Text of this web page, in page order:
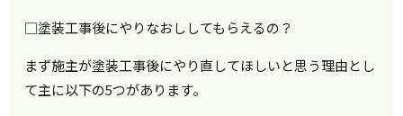
□塗装工事後にやりなおししてもらえるの？
まず施主が塗装工事後にやり直してほしいと思う理由とし
て主に以下の5つがあります。